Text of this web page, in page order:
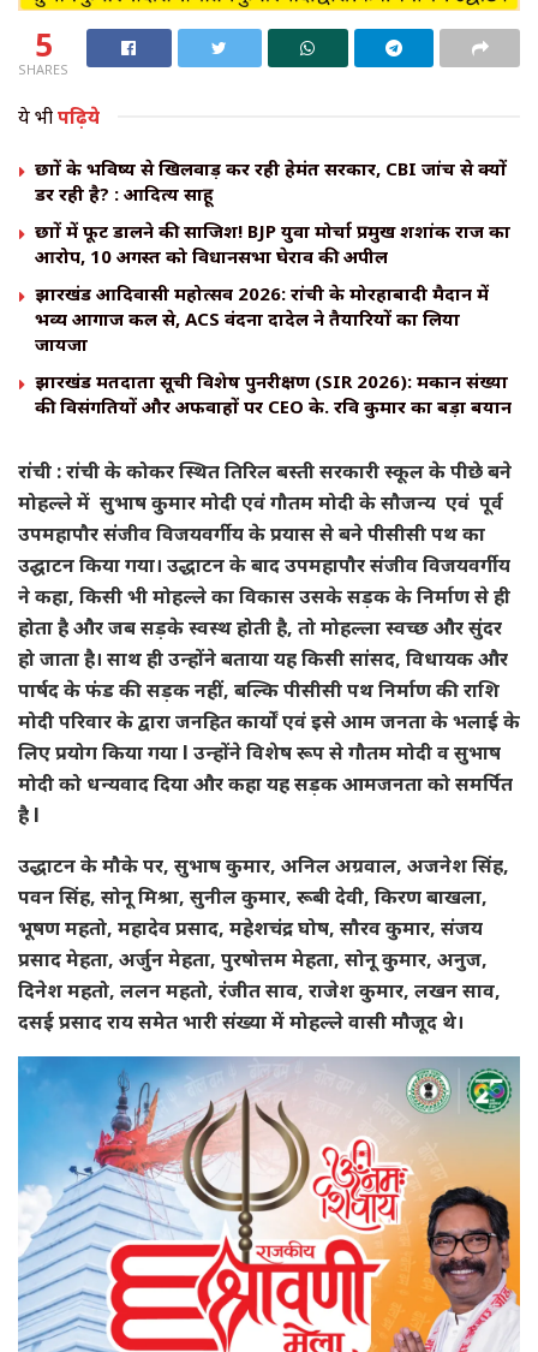
5
SHARES
ये भीपढ़िये
छात्रों के भविष्य से खिलवाड़ कर रही हेमंत सरकार, CBI जांच से क्यों
डर रही है? : आदित्य साहू
छात्रों में फूट डालने की साजिश! BJP युवा मोर्चा प्रमुख शशांक राज का
आरोप, 10 अगस्त को विधानसभा घेराव की अपील
झारखंड आदिवासी महोत्सव 2026: रांची के मोरहाबादी मैदान में
भव्य आगाज कल से, ACS वंदना दादेल ने तैयारियों का लिया
जायजा
झारखंड मतदाता सूची विशेष पुनरीक्षण (SIR 2026): मकान संख्या
की विसंगतियों और अफवाहों पर CEO के. रवि कुमार का बड़ा बयान
रांची : रांची के कोकर स्थित तिरिल बस्ती सरकारी स्कूल के पीछे बने
मोहल्ले में सुभाष कुमार मोदी एवं गौतम मोदी के सौजन्य एवं पूर्व
उपमहापौर संजीव विजयवर्गीय के प्रयास से बने पीसीसी पथ का
उद्घाटन किया गया। उद्धाटन के बाद उपमहापौर संजीव विजयवर्गीय
ने कहा, किसी भी मोहल्ले का विकास उसके सड़क के निर्माण से ही
होता है और जब सड़के स्वस्थ होती है, तो मोहल्ला स्वच्छ और सुंदर
हो जाता है। साथ ही उन्होंने बताया यह किसी सांसद, विधायक और
पार्षद के फंड की सड़क नहीं, बल्कि पीसीसी पथ निर्माण की राशि
मोदी परिवार के द्वारा जनहित कार्यों एवं इसे आम जनता के भलाई के
लिए प्रयोग किया गया l उन्होंने विशेष रूप से गौतम मोदी व सुभाष
मोदी को धन्यवाद दिया और कहा यह सड़क आमजनता को समर्पित
है l
उद्धाटन के मौके पर, सुभाष कुमार, अनिल अग्रवाल, अजनेश सिंह,
पवन सिंह, सोनू मिश्रा, सुनील कुमार, रूबी देवी, किरण बाखला,
भूषण महतो, महादेव प्रसाद, महेशचंद्र घोष, सौरव कुमार, संजय
प्रसाद मेहता, अर्जुन मेहता, पुरषोत्तम मेहता, सोनू कुमार, अनुज,
दिनेश महतो, ललन महतो, रंजीत साव, राजेश कुमार, लखन साव,
दसई प्रसाद राय समेत भारी संख्या में मोहल्ले वासी मौजूद थे।